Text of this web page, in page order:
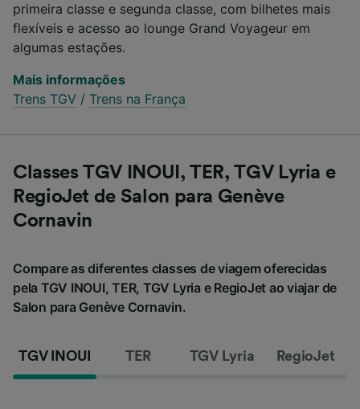
primeira classe e segunda classe, com bilhetes mais
flexíveis e acesso ao lounge Grand Voyageur em
algumas estações.
Mais informações
Trens TGV / Trens na França
Classes TGV INOUI, TER, TGV Lyria e
RegioJet de Salon para Genève
Cornavin
Compare as diferentes classes de viagem oferecidas
pela TGV INOUI, TER, TGV Lyria e RegioJet ao viajar de
Salon para Genève Cornavin.
TGV INOUI TER TGV Lyria RegioJet